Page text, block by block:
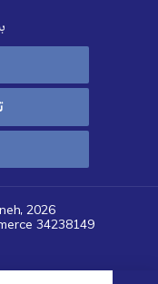
2026
34238149